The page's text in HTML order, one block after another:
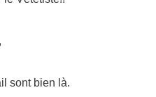
sont bien là.